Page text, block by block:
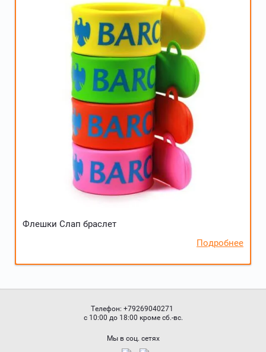
Флешки Слап браслет
Подробнее
Телефон: +79269040271
с 10:00 до 18:00 кроме сб.-вс.
Мы в соц. сетях